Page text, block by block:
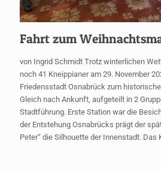
Fahrt zum
von Ingrid Schmidt Trotz winterlichen
noch 41 Kneippianer am 29. November
Friedensstadt Osnabrück zum
Gleich nach Ankunft, aufgeteilt in 2
Stadtführung. Erste Station war die
der Entstehung Osnabrücks prägt der
Peter“ die Silhouette der Innenstadt. Das